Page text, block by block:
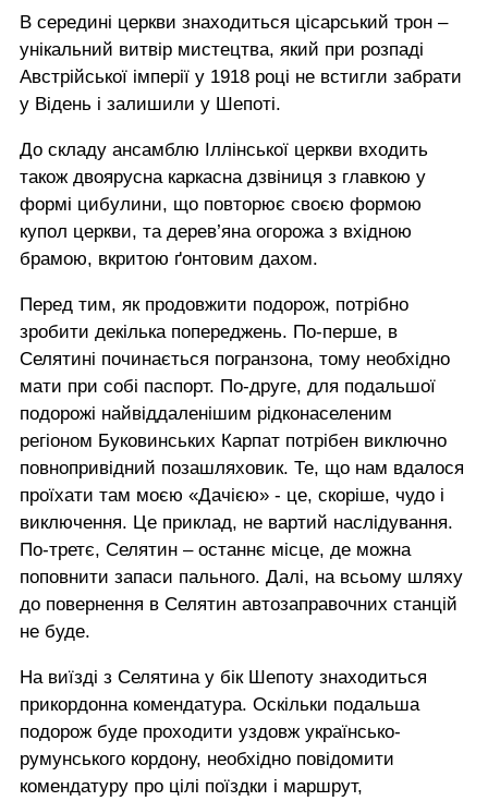
В середині церкви знаходиться цісарський трон –
унікальний витвір мистецтва, який при розпаді
Австрійської імперії у 1918 році не встигли забрати
у Відень і залишили у Шепоті.
До складу ансамблю Іллінської церкви входить
також двоярусна каркасна дзвіниця з главкою у
формі цибулини, що повторює своєю формою
купол церкви, та дерев’яна огорожа з вхідною
брамою, вкритою ґонтовим дахом.
Перед тим, як продовжити подорож, потрібно
зробити декілька попереджень. По-перше, в
Селятині починається погранзона, тому необхідно
мати при собі паспорт. По-друге, для подальшої
подорожі найвіддаленішим рідконаселеним
регіоном Буковинських Карпат потрібен виключно
повнопривідний позашляховик. Те, що нам вдалося
проїхати там моєю «Дачією» - це, скоріше, чудо і
виключення. Це приклад, не вартий наслідування.
По-третє, Селятин – останнє місце, де можна
поповнити запаси пального. Далі, на всьому шляху
до повернення в Селятин автозаправочних станцій
не буде.
На виїзді з Селятина у бік Шепоту знаходиться
прикордонна комендатура. Оскільки подальша
подорож буде проходити уздовж українсько-
румунського кордону, необхідно повідомити
комендатуру про цілі поїздки і маршрут,